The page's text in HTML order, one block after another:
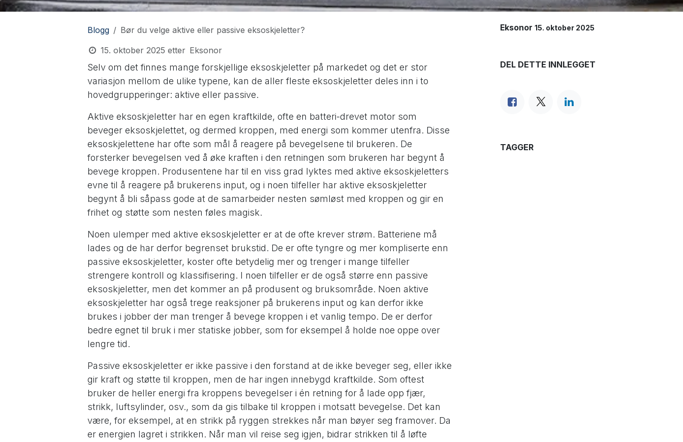
Blogg
Bør du velge aktive eller passive eksoskjeletter?
15. oktober 2025 etter Eksonor
Selv om det finnes mange forskjellige eksoskjeletter på markedet og det er stor
variasjon mellom de ulike typene, kan de aller fleste eksoskjeletter deles inn i to
hovedgrupperinger: aktive eller passive.
Aktive eksoskjeletter har en egen kraftkilde, ofte en batteri-drevet motor som
beveger eksoskjelettet, og dermed kroppen, med energi som kommer utenfra. Disse
eksoskjelettene har ofte som mål å reagere på bevegelsene til brukeren. De
forsterker bevegelsen ved å øke kraften i den retningen som brukeren har begynt å
bevege kroppen. Produsentene har til en viss grad lyktes med aktive eksoskjeletters
evne til å reagere på brukerens input, og i noen tilfeller har aktive eksoskjeletter
begynt å bli såpass gode at de samarbeider nesten sømløst med kroppen og gir en
frihet og støtte som nesten føles magisk.
Noen ulemper med aktive eksoskjeletter er at de ofte krever strøm. Batteriene må
lades og de har derfor begrenset brukstid. De er ofte tyngre og mer kompliserte enn
passive eksoskjeletter, koster ofte betydelig mer og trenger i mange tilfeller
strengere kontroll og klassifisering. I noen tilfeller er de også større enn passive
eksoskjeletter, men det kommer an på produsent og bruksområde. Noen aktive
eksoskjeletter har også trege reaksjoner på brukerens input og kan derfor ikke
brukes i jobber der man trenger å bevege kroppen i et vanlig tempo. De er derfor
bedre egnet til bruk i mer statiske jobber, som for eksempel å holde noe oppe over
lengre tid.
Passive eksoskjeletter er ikke passive i den forstand at de ikke beveger seg, eller ikke
gir kraft og støtte til kroppen, men de har ingen innebygd kraftkilde. Som oftest
bruker de heller energi fra kroppens bevegelser i én retning for å lade opp fjær,
strikk, luftsylinder, osv., som da gis tilbake til kroppen i motsatt bevegelse. Det kan
være, for eksempel, at en strikk på ryggen strekkes når man bøyer seg framover. Da
er energien lagret i strikken. Når man vil reise seg igjen, bidrar strikken til å løfte
Eksonor 15. oktober 2025
DEL DETTE INNLEGGET
TAGGER